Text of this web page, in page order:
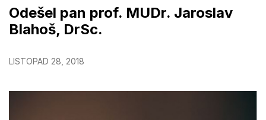
Odešel pan prof. MUDr. Jaroslav
Blahoš, DrSc.
LISTOPAD 28, 2018